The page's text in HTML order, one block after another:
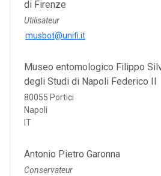
di Firenze
Utilisateur
musbot@unifi.it
Museo entomologico Filippo
degli Studi di Napoli Federico II
80055 Portici
Napoli
IT
Antonio Pietro Garonna
Conservateur